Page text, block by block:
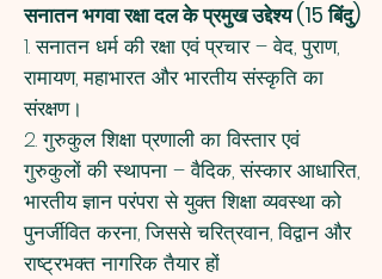
सनातन भगवा रक्षा दल के प्रमुख उद्देश्य (15 बिंदु)
1.⁠ ⁠सनातन धर्म की रक्षा एवं प्रचार – वेद, पुराण,
रामायण, महाभारत और भारतीय संस्कृति का
संरक्षण।
2.⁠ ⁠गुरुकुल शिक्षा प्रणाली का विस्तार एवं
गुरुकुलों की स्थापना – वैदिक, संस्कार आधारित,
भारतीय ज्ञान परंपरा से युक्त शिक्षा व्यवस्था को
पुनर्जीवित करना, जिससे चरित्रवान, विद्वान और
राष्ट्रभक्त नागरिक तैयार हों